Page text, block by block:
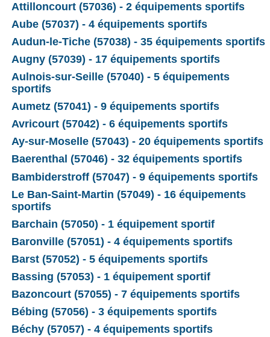
Attilloncourt (57036) - 2 équipements sportifs
Aube (57037) - 4 équipements sportifs
Audun-le-Tiche (57038) - 35 équipements sportifs
Augny (57039) - 17 équipements sportifs
Aulnois-sur-Seille (57040) - 5 équipements
sportifs
Aumetz (57041) - 9 équipements sportifs
Avricourt (57042) - 6 équipements sportifs
Ay-sur-Moselle (57043) - 20 équipements sportifs
Baerenthal (57046) - 32 équipements sportifs
Bambiderstroff (57047) - 9 équipements sportifs
Le Ban-Saint-Martin (57049) - 16 équipements
sportifs
Barchain (57050) - 1 équipement sportif
Baronville (57051) - 4 équipements sportifs
Barst (57052) - 5 équipements sportifs
Bassing (57053) - 1 équipement sportif
Bazoncourt (57055) - 7 équipements sportifs
Bébing (57056) - 3 équipements sportifs
Béchy (57057) - 4 équipements sportifs